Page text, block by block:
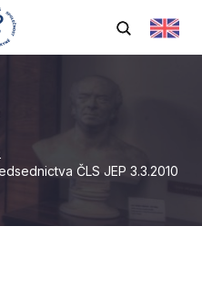
ČLS JEP 3.3.2010